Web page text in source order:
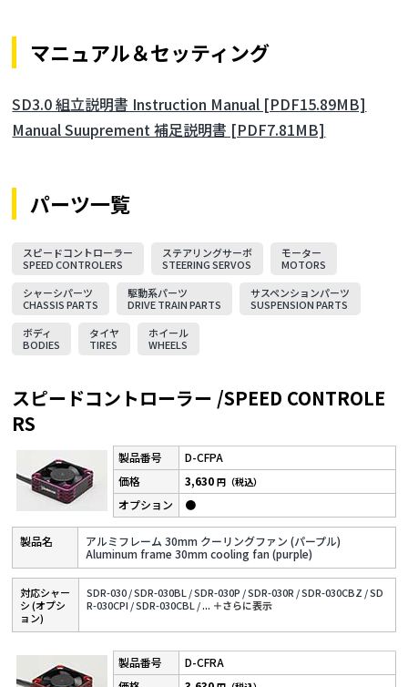
マニュアル＆セッティング
SD3.0 組立説明書 Instruction Manual [PDF15.89MB]
Manual Suuprement 補足説明書 [PDF7.81MB]
パーツ一覧
スピードコントローラー
SPEED CONTROLERS
ステアリングサーボ
STEERING SERVOS
モーター
MOTORS
シャーシパーツ
CHASSIS PARTS
駆動系パーツ
DRIVE TRAIN PARTS
サスペンションパーツ
SUSPENSION PARTS
ボディ
BODIES
タイヤ
TIRES
ホイール
WHEELS
スピードコントローラー /SPEED CONTROLE
RS
D-CFPA
アルミフレーム 30mm クーリングファン (パープル)
Aluminum frame 30mm cooling fan (purple)
3,630円（税込）
●
対応シャー
シ (オプシ
ョン)
SDR-030 /SDR-030BL /SDR-030P /SDR-030R /SDR-030CBZ /SD
R-030CPI /SDR-030CBL /... ＋さらに表⽰
D-CFRA